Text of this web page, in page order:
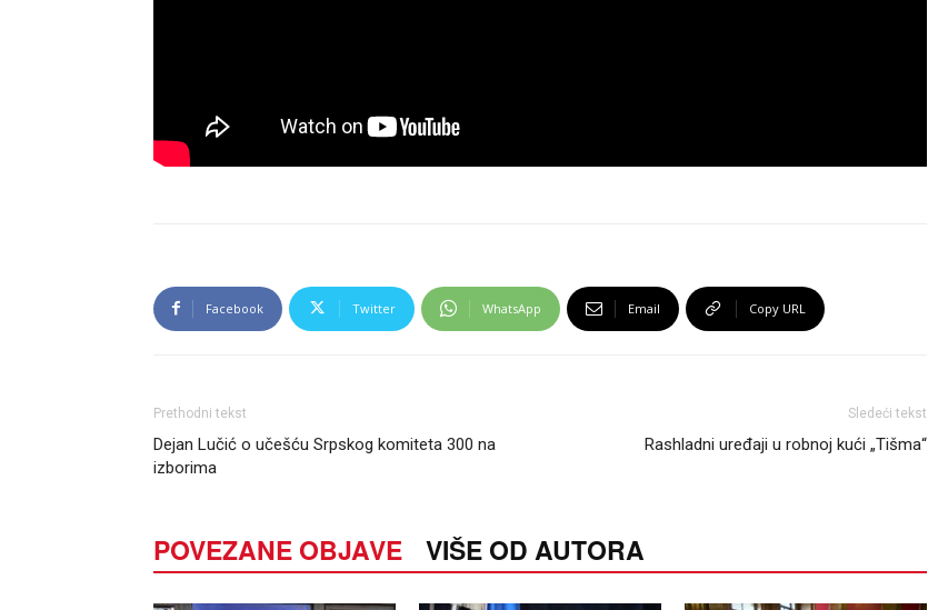
Facebook Twitter WhatsApp Email Copy URL
Prethodni tekst
Dejan Lučić o učešću Srpskog komiteta 300 na
izborima
Sledeći tekst
Rashladni uređaji u robnoj kući „Tišma“
POVEZANE OBJAVE VIŠE OD AUTORA